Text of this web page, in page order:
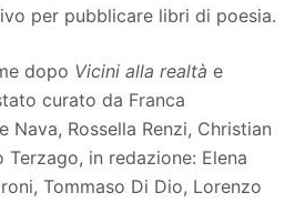
per pubblicare libri di poesia.
dopo Vicini alla realtà e
curato da Franca
Nava, Rossella Renzi, Christian
Terzago, in redazione: Elena
Tommaso Di Dio, Lorenzo